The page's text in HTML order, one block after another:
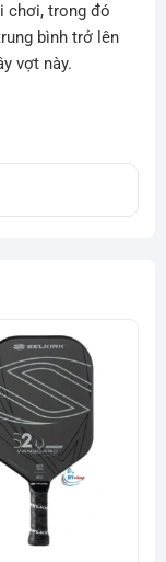
chơi, trong đó
bình trở lên
vợt này.